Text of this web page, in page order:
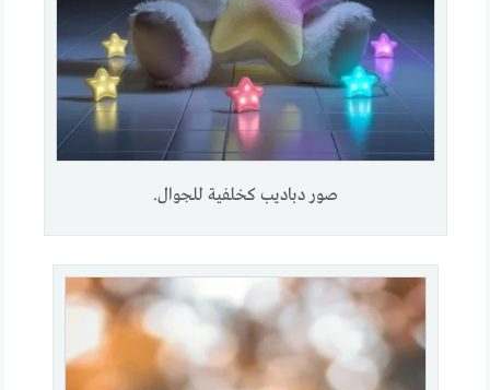
صور دباديب كخلفية للجوال.